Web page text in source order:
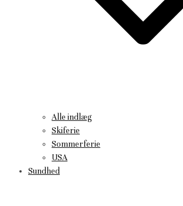
Alle indlæg
Skiferie
Sommerferie
USA
Sundhed